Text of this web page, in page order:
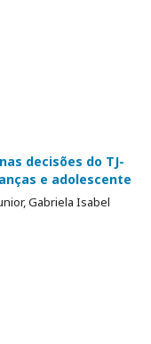
decisões do TJ-
e adolescente
Gabriela Isabel